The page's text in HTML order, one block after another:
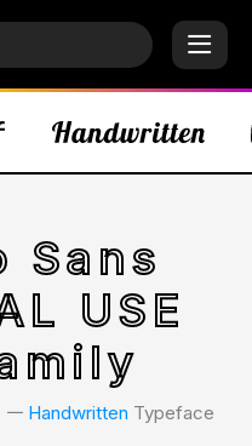
Sans
USE
𑁋 Handwritten Typeface